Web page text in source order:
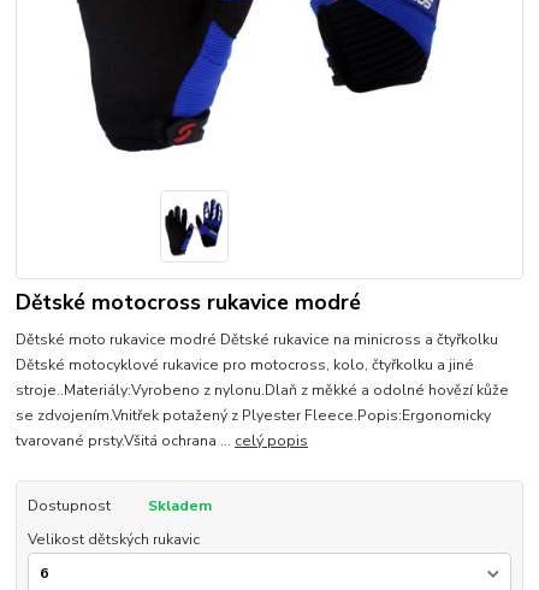
Dětské motocross rukavice modré
Dětské moto rukavice modré Dětské rukavice na minicross a čtyřkolku
Dětské motocyklové rukavice pro motocross, kolo, čtyřkolku a jiné
stroje..Materiály:Vyrobeno z nylonu.Dlaň z měkké a odolné hovězí kůže
se zdvojením.Vnitřek potažený z Plyester Fleece.Popis:Ergonomicky
tvarované prsty.Všitá ochrana ... celý popis
Dostupnost
Skladem
Velikost dětských rukavic